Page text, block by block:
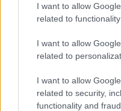
I want to allow
related to
I want to allow
related to
I want to allow
related to security,
functionality and
Come la percezione del
uno studio su Italia,
Francesca Spadaro · 7 Ago 2026